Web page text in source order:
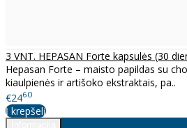
3 VNT. HEPASAN Forte kapsulės (30
Hepasan Forte – maisto papildas su
kiaulpienės ir artišoko ekstraktais, pa..
€2460
Į krepšelį